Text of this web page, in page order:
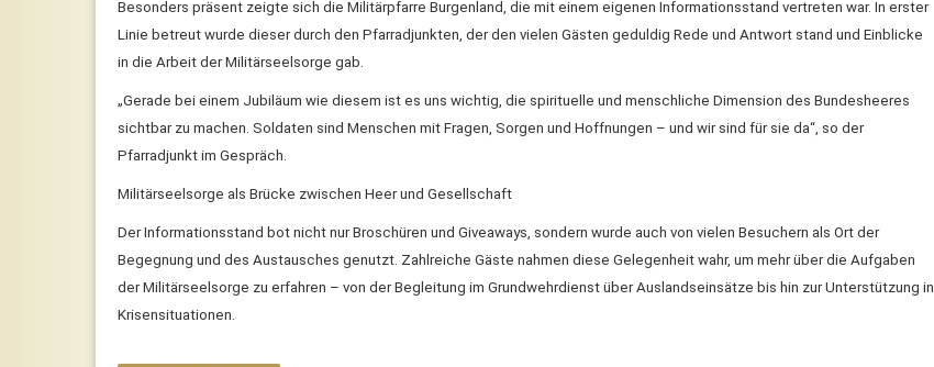
Besonders präsent zeigte sich die Militärpfarre Burgenland, die mit einem eigenen Informationsstand vertreten war. In erster
Linie betreut wurde dieser durch den Pfarradjunkten, der den vielen Gästen geduldig Rede und Antwort stand und Einblicke
in die Arbeit der Militärseelsorge gab.
„Gerade bei einem Jubiläum wie diesem ist es uns wichtig, die spirituelle und menschliche Dimension des Bundesheeres
sichtbar zu machen. Soldaten sind Menschen mit Fragen, Sorgen und Hoffnungen – und wir sind für sie da“, so der
Pfarradjunkt im Gespräch.
Militärseelsorge als Brücke zwischen Heer und Gesellschaft
Der Informationsstand bot nicht nur Broschüren und Giveaways, sondern wurde auch von vielen Besuchern als Ort der
Begegnung und des Austausches genutzt. Zahlreiche Gäste nahmen diese Gelegenheit wahr, um mehr über die Aufgaben
der Militärseelsorge zu erfahren – von der Begleitung im Grundwehrdienst über Auslandseinsätze bis hin zur Unterstützung in
Krisensituationen.